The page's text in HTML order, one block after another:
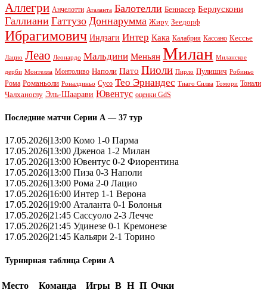
Аллегри Анчелотти Аталанта Балотелли Беннасер Берлускони
Галлиани Гаттузо Доннарумма Жиру Зеедорф
Ибрагимович Индзаги Интер Кака Калабрия Кассано Кессье
Лацио Леао Леонардо Мальдини Меньян Милан Миланское
дерби Монтелла Монтоливо Наполи Пато Пиоли Пирло Пулишич Робиньо
Рома Романьоли Роналдиньо Сусо Тео Эрнандес Тиаго Силва Томори Тонали
Чалханоглу Эль-Шаарави Ювентус оценки GdS
Последние матчи Серии А — 37 тур
17.05.2026|13:00 Комо 1-0 Парма
17.05.2026|13:00 Дженоа 1-2 Милан
17.05.2026|13:00 Ювентус 0-2 Фиорентина
17.05.2026|13:00 Пиза 0-3 Наполи
17.05.2026|13:00 Рома 2-0 Лацио
17.05.2026|16:00 Интер 1-1 Верона
17.05.2026|19:00 Аталанта 0-1 Болонья
17.05.2026|21:45 Сассуоло 2-3 Лечче
17.05.2026|21:45 Удинезе 0-1 Кремонезе
17.05.2026|21:45 Кальяри 2-1 Торино
Турнирная таблица Серии А
Место Команда Игры В Н П Очки